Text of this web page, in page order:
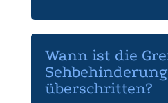
Wann ist die
Sehbehinderung
überschritten?